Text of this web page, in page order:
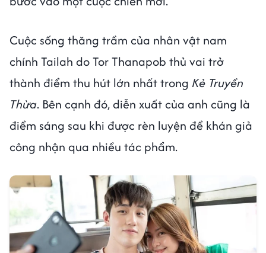
Cuộc sống thăng trầm của nhân vật nam
chính Tailah do Tor Thanapob thủ vai trở
thành điểm thu hút lớn nhất trong Kẻ Truyền
Thừa. Bên cạnh đó, diễn xuất của anh cũng là
điểm sáng sau khi được rèn luyện để khán giả
công nhận qua nhiều tác phẩm.